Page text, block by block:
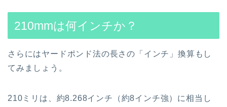
210mmは何インチか？
さらにはヤードポンド法の長さの「インチ」換算もし
てみましょう。
210ミリは、約8.268インチ（約8インチ強）に相当し